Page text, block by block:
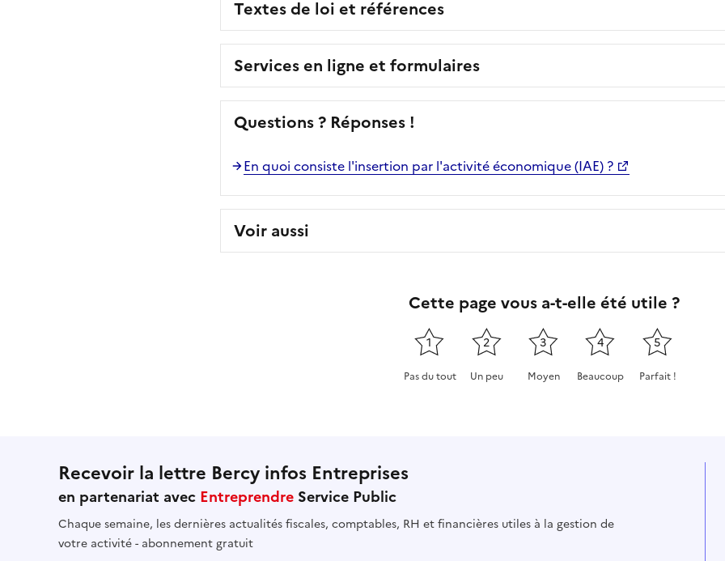
Textes de loi et références
Services en ligne et formulaires
Questions ? Réponses !
En quoi consiste l'insertion par l'activité économique (IAE) ?
Voir aussi
Cette page vous a-t-elle été utile ?
1
Pas du tout
2
Un peu
3
Moyen
4
Beaucoup
5
Parfait !
Recevoir la lettre Bercy infos Entreprises
en partenariat avec Entreprendre Service Public
Chaque semaine, les dernières actualités fiscales, comptables, RH et financières utiles à la gestion de
votre activité - abonnement gratuit